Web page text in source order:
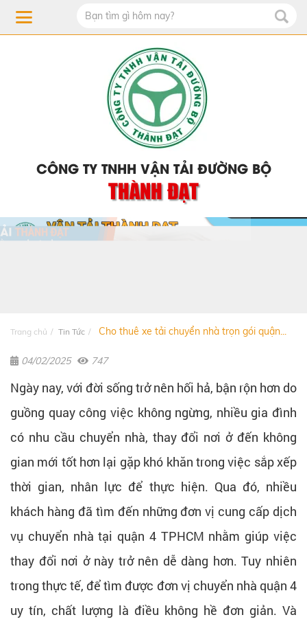
CÔNG TY TNHH VẬN TẢI ĐƯỜNG BỘ
THÀNH ĐẠT
Trang chủ Tin Tức Cho thuê xe tải chuyển nhà trọn gói quận...
04/02/2025 747
Ngày nay, với đời sống trở nên hối hả, bận rộn hơn do
guồng quay công việc không ngừng, nhiều gia đình
có nhu cầu chuyển nhà, thay đổi nơi ở đến không
gian mới tốt hơn lại gặp khó khăn trong việc sắp xếp
thời gian, nhân lực để thực hiện. Qua đó, nhiều
khách hàng đã tìm đến những đơn vị cung cấp dịch
vụ chuyển nhà tại quận 4 TPHCM nhằm giúp việc
thay đổi nơi ở này trở nên dễ dàng hơn. Tuy nhiên
trong thực tế, để tìm được đơn vị chuyển nhà quận 4
uy tín, chất lượng là điều không hề đơn giản. Và